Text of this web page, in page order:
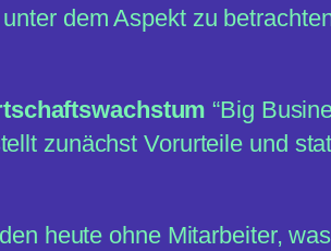
dem Aspekt zu
“Big
zunächst Vorurteile und
heute ohne Mitarbeiter,